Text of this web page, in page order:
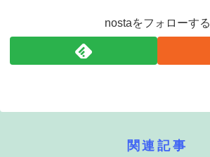
nostaをフォローする
関連記事